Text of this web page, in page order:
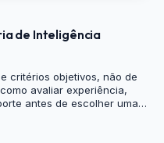
de Inteligência
critérios objetivos, não de
avaliar experiência,
antes de escolher uma